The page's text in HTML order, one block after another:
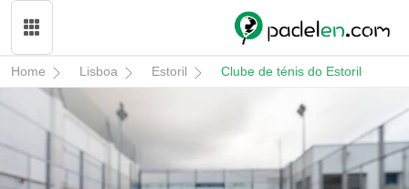
Home Lisboa Estoril Clube de ténis do Estoril